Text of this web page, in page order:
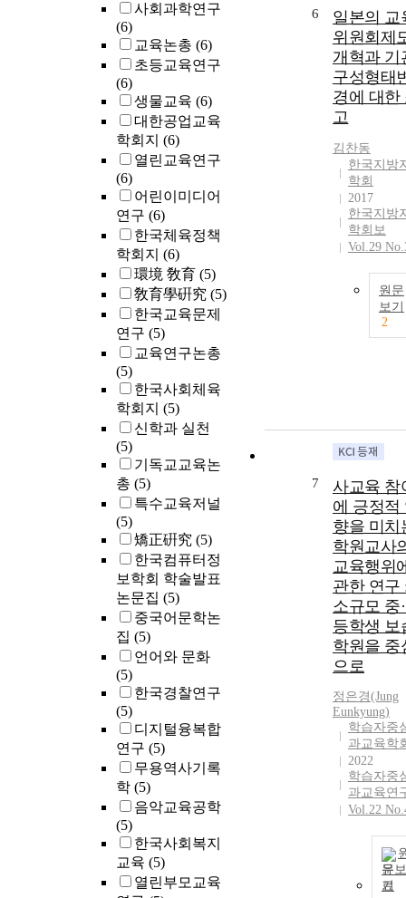
사회과학연구
(6)
교육논총 (6)
초등교육연구
(6)
생물교육 (6)
대한공업교육
학회지 (6)
열린교육연구
(6)
어린이미디어
연구 (6)
한국체육정책
학회지 (6)
環境 敎育 (5)
敎育學硏究 (5)
한국교육문제
연구 (5)
교육연구논총
(5)
한국사회체육
학회지 (5)
신학과 실천
(5)
기독교교육논
총 (5)
특수교육저널
(5)
矯正硏究 (5)
한국컴퓨터정
보학회 학술발표
논문집 (5)
중국어문학논
집 (5)
언어와 문화
(5)
한국경찰연구
(5)
디지털융복합
연구 (5)
무용역사기록
학 (5)
음악교육공학
(5)
한국사회복지
교육 (5)
열린부모교육
difference lies
local issues,
one common
is learning and
teaching
improvement.
implies that
educational
research
has conducted
research on
various
areas(regional
school policy,
administration,
local
policy etc.) to
meet various
national and
international
on curriculum,
evaluation,
teaching and
learning. In the
school level
classification,
studies dealing
with all
elementary,
middle, and
schools
research. It is
found that
research
did more
the
level than
In the
specificity, it is
found that
6
일본의 교
위원회제
개혁과 기
구성형태
경에 대한
고
김찬동
한국지방
학회
2017
한국지방
학회보
Vol.29
원문
보기
2
7
사교육 참
에 긍정적
향을 미치
학원교사
교육행위
관한 연구
소규모 중
등학생 보
학원을 중
으로
정은경(Jung
Eunkyung)
학습자중
과교육학
2022
학습자중
과교육연
Vol.22
문보
기